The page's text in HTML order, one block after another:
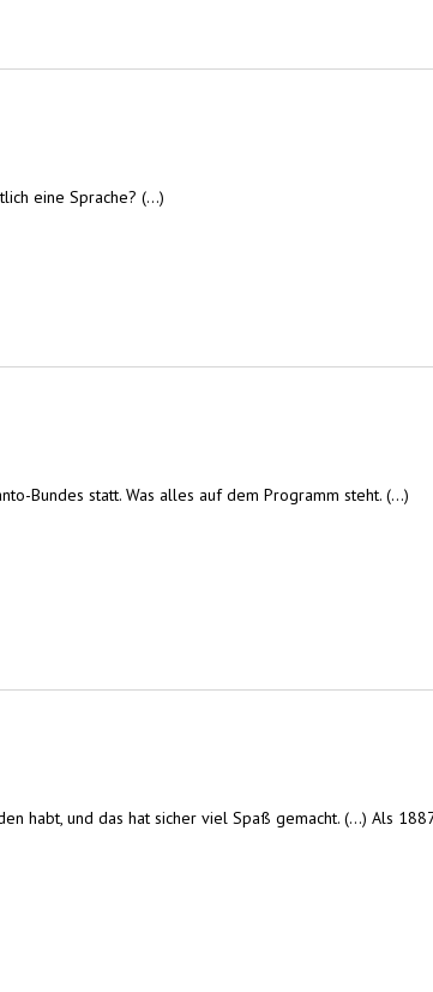
eine Sprache? (...)
external)
Bundes statt. Was alles auf dem Programm steht. (...)
habt, und das hat sicher viel Spaß gemacht. (...) Als